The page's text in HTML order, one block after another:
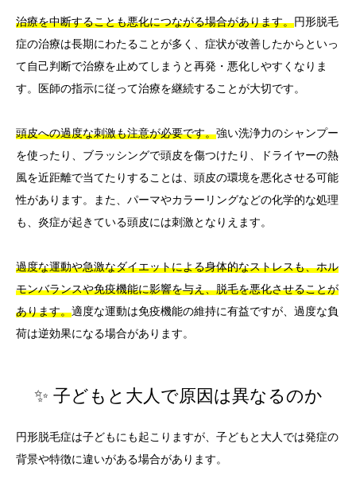
治療を中断することも悪化につながる場合があります。円形脱毛
症の治療は長期にわたることが多く、症状が改善したからといっ
て自己判断で治療を止めてしまうと再発・悪化しやすくなりま
す。医師の指示に従って治療を継続することが大切です。
頭皮への過度な刺激も注意が必要です。強い洗浄力のシャンプー
を使ったり、ブラッシングで頭皮を傷つけたり、ドライヤーの熱
風を近距離で当てたりすることは、頭皮の環境を悪化させる可能
性があります。また、パーマやカラーリングなどの化学的な処理
も、炎症が起きている頭皮には刺激となりえます。
過度な運動や急激なダイエットによる身体的なストレスも、ホル
モンバランスや免疫機能に影響を与え、脱毛を悪化させることが
あります。適度な運動は免疫機能の維持に有益ですが、過度な負
荷は逆効果になる場合があります。
✨ 子どもと大人で原因は異なるのか
円形脱毛症は子どもにも起こりますが、子どもと大人では発症の
背景や特徴に違いがある場合があります。